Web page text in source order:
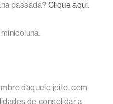
passada? Clique aqui.
daquele jeito, com
de consolidar a